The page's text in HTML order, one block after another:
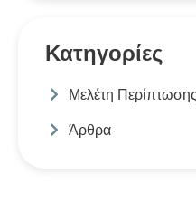
Κατηγορίες
Μελέτη Περίπτωσης
Άρθρα